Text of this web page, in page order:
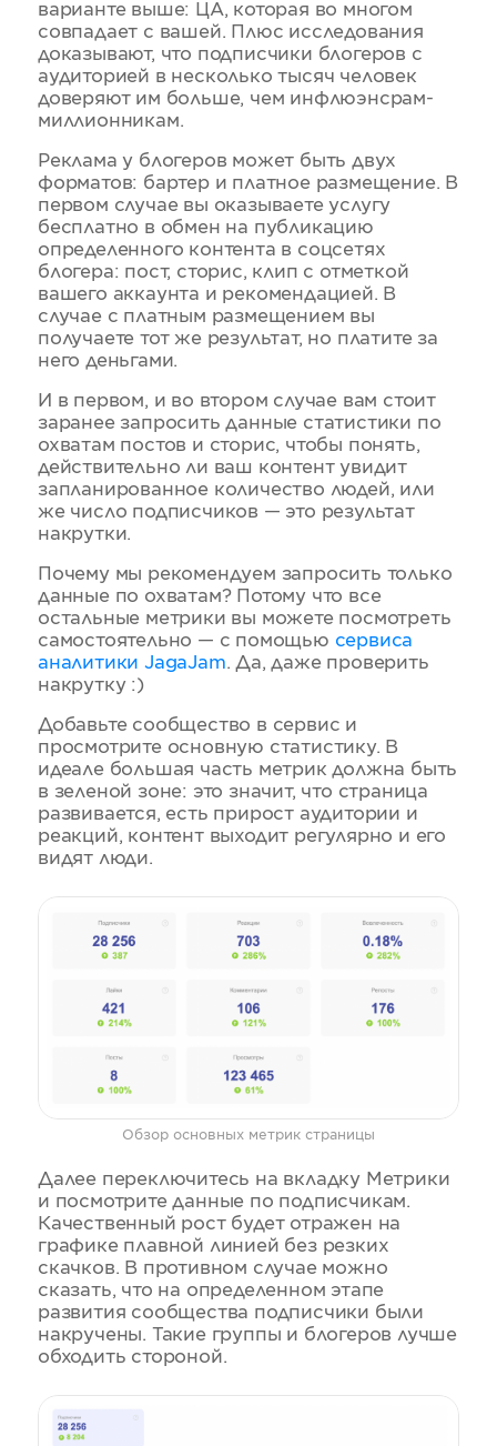
варианте выше: ЦА, которая во многом
совпадает с вашей. Плюс исследования
доказывают, что подписчики блогеров с
аудиторией в несколько тысяч человек
доверяют им больше, чем инфлюэнсрам-
миллионникам.
Реклама у блогеров может быть двух
форматов: бартер и платное размещение. В
первом случае вы оказываете услугу
бесплатно в обмен на публикацию
определенного контента в соцсетях
блогера: пост, сторис, клип с отметкой
вашего аккаунта и рекомендацией. В
случае с платным размещением вы
получаете тот же результат, но платите за
него деньгами.
И в первом, и во втором случае вам стоит
заранее запросить данные статистики по
охватам постов и сторис, чтобы понять,
действительно ли ваш контент увидит
запланированное количество людей, или
же число подписчиков — это результат
накрутки.
Почему мы рекомендуем запросить только
данные по охватам? Потому что все
остальные метрики вы можете посмотреть
самостоятельно — с помощью сервиса
аналитики JagaJam. Да, даже проверить
накрутку :)
Добавьте сообщество в сервис и
просмотрите основную статистику. В
идеале большая часть метрик должна быть
в зеленой зоне: это значит, что страница
развивается, есть прирост аудитории и
реакций, контент выходит регулярно и его
видят люди.
Обзор основных метрик страницы
Далее переключитесь на вкладку Метрики
и посмотрите данные по подписчикам.
Качественный рост будет отражен на
графике плавной линией без резких
скачков. В противном случае можно
сказать, что на определенном этапе
развития сообщества подписчики были
накручены. Такие группы и блогеров лучше
обходить стороной.